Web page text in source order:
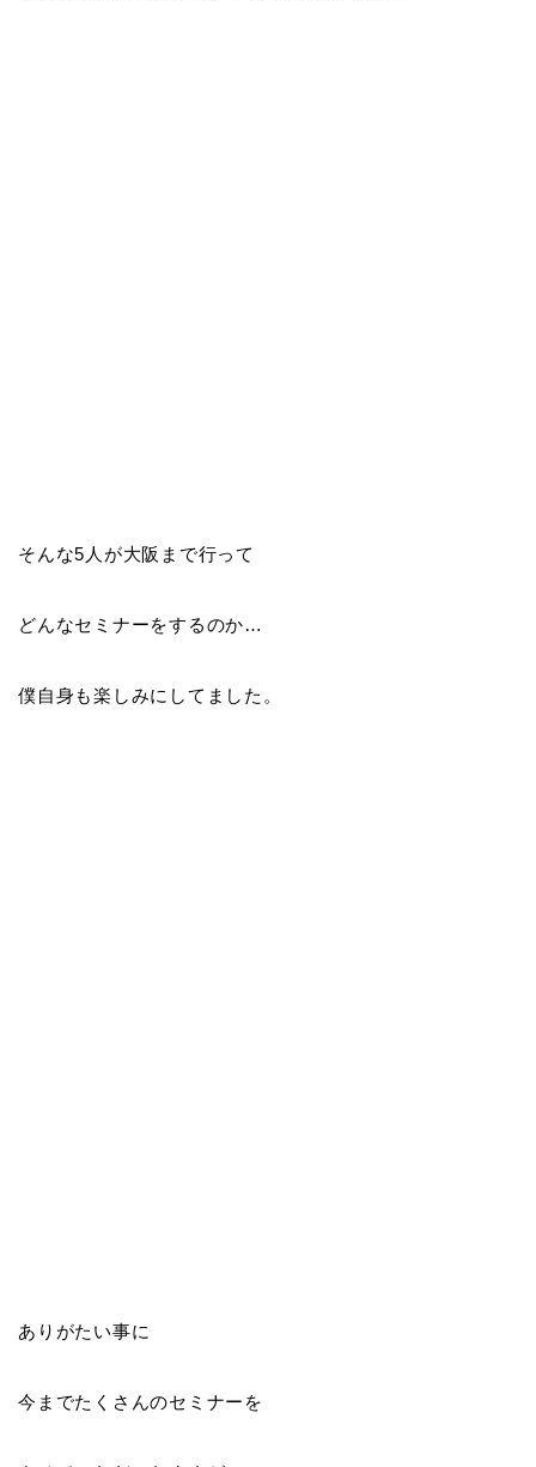
そんな5人が大阪まで行って
どんなセミナーをするのか…
僕自身も楽しみにしてました。
ありがたい事に
今までたくさんのセミナーを